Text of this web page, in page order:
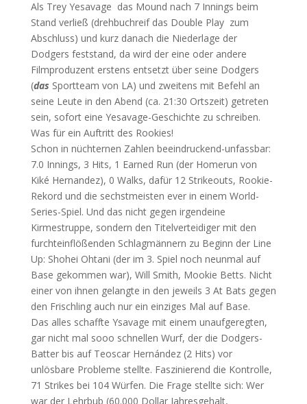
Als Trey Yesavage das Mound nach 7 Innings beim
Stand verließ (drehbuchreif das Double Play zum
Abschluss) und kurz danach die Niederlage der
Dodgers feststand, da wird der eine oder andere
Filmproduzent erstens entsetzt über seine Dodgers
(das Sportteam von LA) und zweitens mit Befehl an
seine Leute in den Abend (ca. 21:30 Ortszeit) getreten
sein, sofort eine Yesavage-Geschichte zu schreiben.
Was für ein Auftritt des Rookies!
Schon in nüchternen Zahlen beeindruckend-unfassbar:
7.0 Innings, 3 Hits, 1 Earned Run (der Homerun von
Kiké Hernandez), 0 Walks, dafür 12 Strikeouts, Rookie-
Rekord und die sechstmeisten ever in einem World-
Series-Spiel. Und das nicht gegen irgendeine
Kirmestruppe, sondern den Titelverteidiger mit den
furchteinflößenden Schlagmännern zu Beginn der Line
Up: Shohei Ohtani (der im 3. Spiel noch neunmal auf
Base gekommen war), Will Smith, Mookie Betts. Nicht
einer von ihnen gelangte in den jeweils 3 At Bats gegen
den Frischling auch nur ein einziges Mal auf Base.
Das alles schaffte Ysavage mit einem unaufgeregten,
gar nicht mal sooo schnellen Wurf, der die Dodgers-
Batter bis auf Teoscar Hernández (2 Hits) vor
unlösbare Probleme stellte. Faszinierend die Kontrolle,
71 Strikes bei 104 Würfen. Die Frage stellte sich: Wer
war der Lehrbub (60.000 Dollar Jahresgehalt,